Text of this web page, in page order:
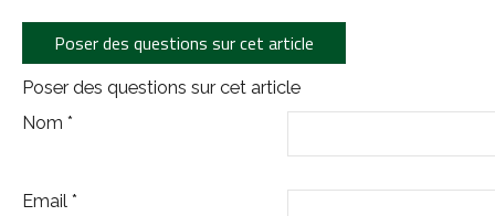
Poser des questions sur cet article
Poser des questions sur cet article
Nom *
Email *